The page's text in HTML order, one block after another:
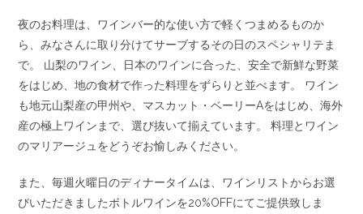
夜のお料理は、ワインバー的な使い方で軽くつまめるものか
ら、みなさんに取り分けてサーブするその日のスペシャリテま
で。 山梨のワイン、日本のワインに合った、安全で新鮮な野菜
をはじめ、地の食材で作った料理をずらりと並べます。 ワイン
も地元山梨産の甲州や、マスカット・ベーリーAをはじめ、海外
産の極上ワインまで、選び抜いて揃えています。 料理とワイン
のマリアージュをどうぞお愉しみください。
また、毎週火曜日のディナータイムは、ワインリストからお選
びいただきましたボトルワインを20%OFFにてご提供致しま